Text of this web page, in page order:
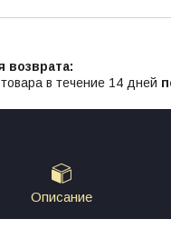
в течение 14 дней
Описание